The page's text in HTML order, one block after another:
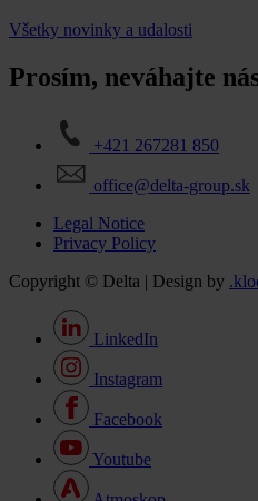
Všetky novinky a udalosti
Prosím, neváhajte
+421 267281 850
office@delta-group.sk
Legal Notice
Privacy Policy
Copyright © Delta | Design by
LinkedIn
Instagram
Facebook
Youtube